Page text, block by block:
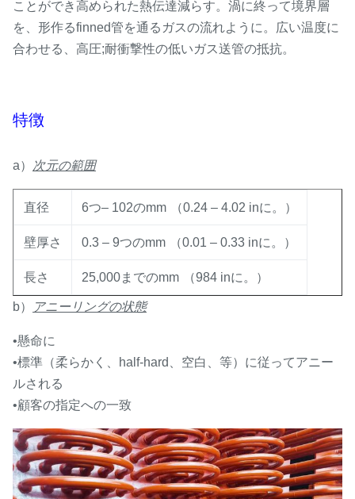
ことができ高められた熱伝達減らす。渦に終って境界層
を、形作るfinned管を通るガスの流れように。広い温度に
合わせる、高圧;耐衝撃性の低いガス送管の抵抗。
特徴
a） 次元の範囲
直径 6つ– 102のmm （0.24 – 4.02 inに。）
壁厚さ 0.3 – 9つのmm （0.01 – 0.33 inに。）
長さ 25,000までのmm （984 inに。）
b） アニーリングの状態
•懸命に
•標準（柔らかく、half-hard、空白、等）に従ってアニー
ルされる
•顧客の指定への一致